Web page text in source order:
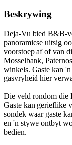
Beskrywing
Deja-Vu bied B&B-
panoramiese uitsig
voorstoep af of van
Mosselbank,
winkels. Gaste kan
gasvryheid hier
Die veld rondom die
Gaste kan gerieflike
sondek waar gaste
en 'n stywe ontbyt
bedien.